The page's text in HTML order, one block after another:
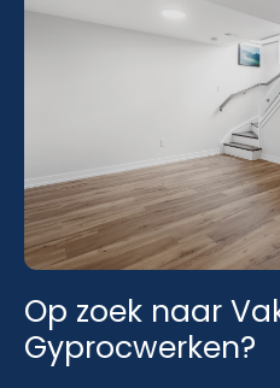
Op zoek naar
Gyprocwerken?